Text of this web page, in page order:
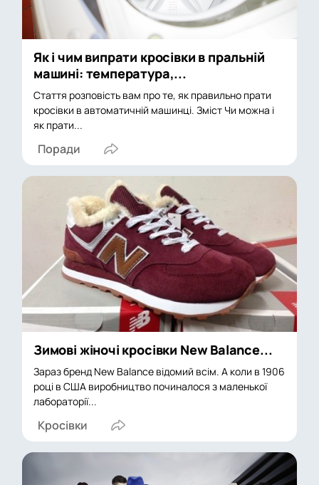
Як і чим випрати кросівки в пральній
машині: температура,...
Стаття розповість вам про те, як правильно прати
кросівки в автоматичній машинці. Зміст Чи можна і
як прати...
Поради
Зимові жіночі кросівки New Balance...
Зараз бренд New Balance відомий всім. А коли в 1906
році в США виробництво починалося з маленької
лабораторії...
Кросівки